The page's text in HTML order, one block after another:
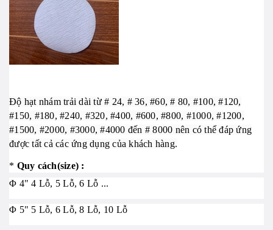
Độ hạt nhám trải dài từ # 24, # 36, #60, # 80, #100, #120,
#150, #180, #240, #320, #400, #600, #800, #1000, #1200,
#1500, #2000, #3000, #4000 đến # 8000 nên có thể đáp ứng
được tất cả các ứng dụng của khách hàng.
* Quy cách(size) :
Φ 4" 4 Lỗ, 5 Lỗ, 6 Lỗ ...
Φ 5" 5 Lỗ, 6 Lỗ, 8 Lỗ, 10 Lỗ